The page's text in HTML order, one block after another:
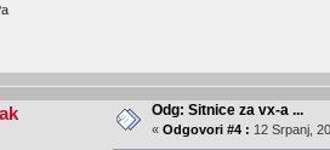
Odg: Sitnice za vx-a ...
« Odgovori #4 : 12 Srpanj,